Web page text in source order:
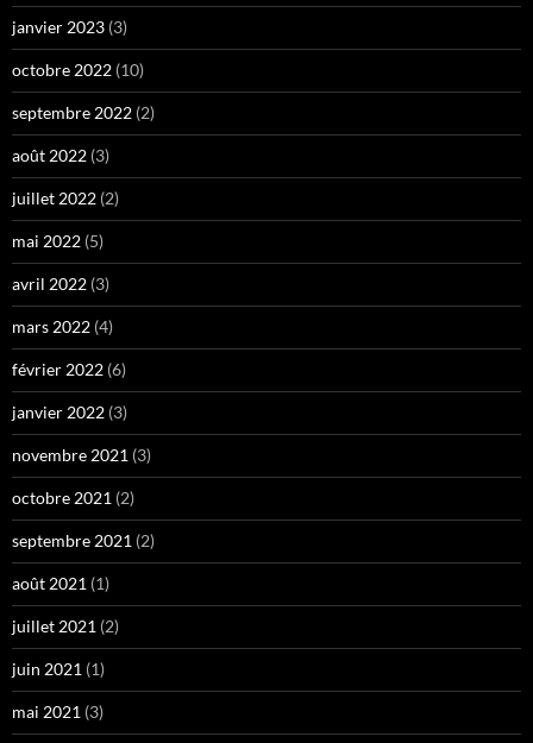
janvier 2023 (3)
octobre 2022 (10)
septembre 2022 (2)
août 2022 (3)
juillet 2022 (2)
mai 2022 (5)
avril 2022 (3)
mars 2022 (4)
février 2022 (6)
janvier 2022 (3)
novembre 2021 (3)
octobre 2021 (2)
septembre 2021 (2)
août 2021 (1)
juillet 2021 (2)
juin 2021 (1)
mai 2021 (3)